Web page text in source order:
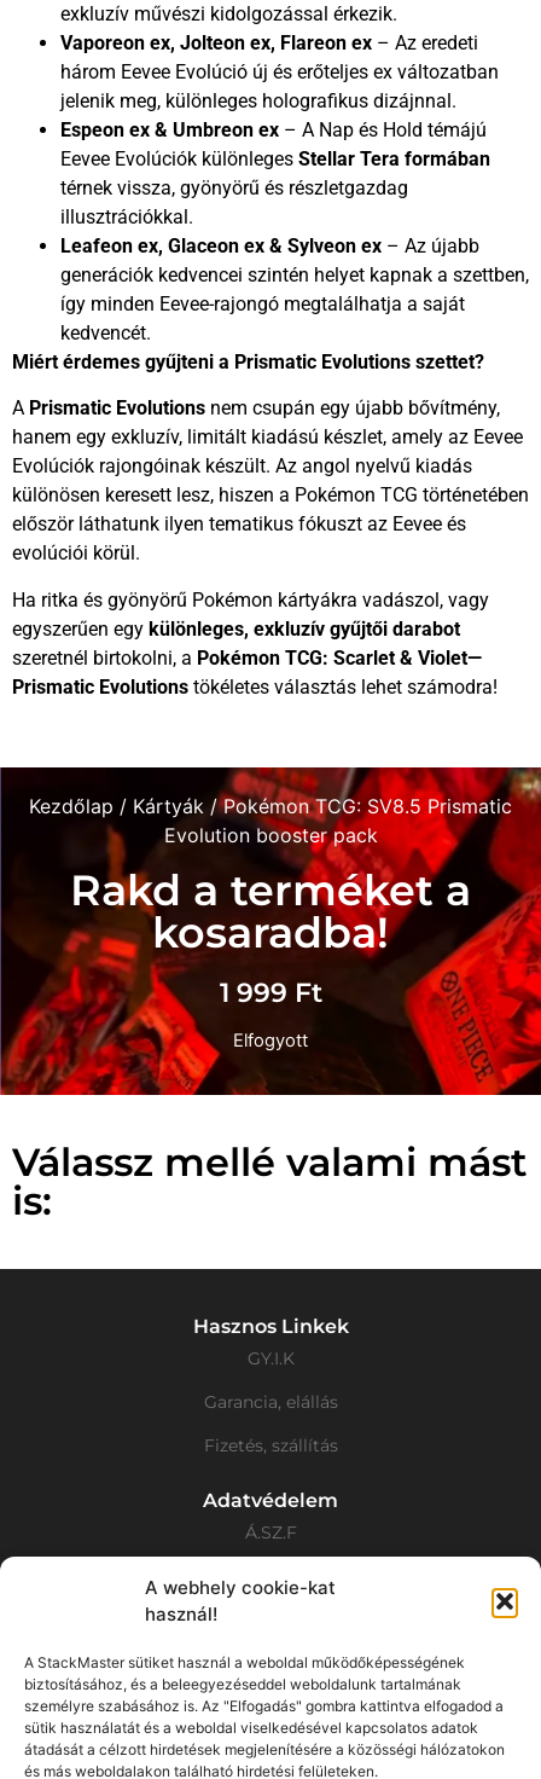
A webhely cookie-kat
használ!
A StackMaster sütiket használ a weboldal működőképességének
biztosításához, és a beleegyezéseddel weboldalunk tartalmának
személyre szabásához is. Az "Elfogadás" gombra kattintva elfogadod a
sütik használatát és a weboldal viselkedésével kapcsolatos adatok
átadását a célzott hirdetések megjelenítésére a közösségi hálózatokon
és más weboldalakon található hirdetési felületeken.
exkluzív művészi kidolgozással érkezik.
Vaporeon ex, Jolteon ex, Flareon ex – Az eredeti
három Eevee Evolúció új és erőteljes ex változatban
jelenik meg, különleges holografikus dizájnnal.
Espeon ex & Umbreon ex – A Nap és Hold témájú
Eevee Evolúciók különleges Stellar Tera formában
térnek vissza, gyönyörű és részletgazdag
illusztrációkkal.
Leafeon ex, Glaceon ex & Sylveon ex – Az újabb
generációk kedvencei szintén helyet kapnak a szettben,
így minden Eevee-rajongó megtalálhatja a saját
kedvencét.
Miért érdemes gyűjteni a Prismatic Evolutions szettet?
A Prismatic Evolutions nem csupán egy újabb bővítmény,
hanem egy exkluzív, limitált kiadású készlet, amely az Eevee
Evolúciók rajongóinak készült. Az angol nyelvű kiadás
különösen keresett lesz, hiszen a Pokémon TCG történetében
először láthatunk ilyen tematikus fókuszt az Eevee és
evolúciói körül.
Ha ritka és gyönyörű Pokémon kártyákra vadászol, vagy
egyszerűen egy különleges, exkluzív gyűjtői darabot
szeretnél birtokolni, a Pokémon TCG: Scarlet & Violet—
Prismatic Evolutions tökéletes választás lehet számodra!
Kezdőlap / Kártyák / Pokémon TCG: SV8.5 Prismatic
Evolution booster pack
Rakd a terméket a
kosaradba!
1 999 Ft
Elfogyott
Válassz mellé valami mást
is:
Hasznos Linkek
GY.I.K
Garancia, elállás
Fizetés, szállítás
Adatvédelem
Á.SZ.F
Adatvédelmi Nyilatkozat
Cookie tájékoztató
Elérhetőségek
+36 30 676 8332
original.stackmaster@gmail.com